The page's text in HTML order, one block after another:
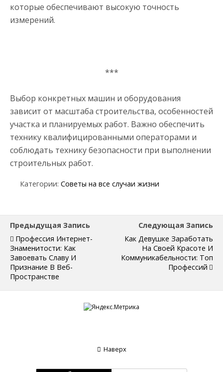
которые обеспечивают высокую точность
измерений.
***
Выбор конкретных машин и оборудования
зависит от масштаба строительства, особенностей
участка и планируемых работ. Важно обеспечить
технику квалифицированными операторами и
соблюдать технику безопасности при выполнении
строительных работ.
Категории: Советы на все случаи жизни
Предыдущая Запись
Профессия Интернет-
Знаменитости: Как
Завоевать Славу И
Признание В Веб-
Пространстве
Следующая Запись
Как Девушке Заработать
На Своей Красоте И
Коммуникабельности: Топ
Профессий
Наверх